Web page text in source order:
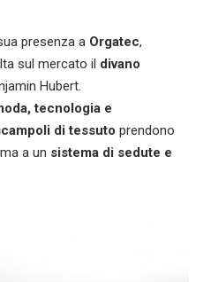
presenza a Orgatec,
sul mercato il divano
Hubert.
tecnologia e
di tessuto prendono
a un sistema di sedute e